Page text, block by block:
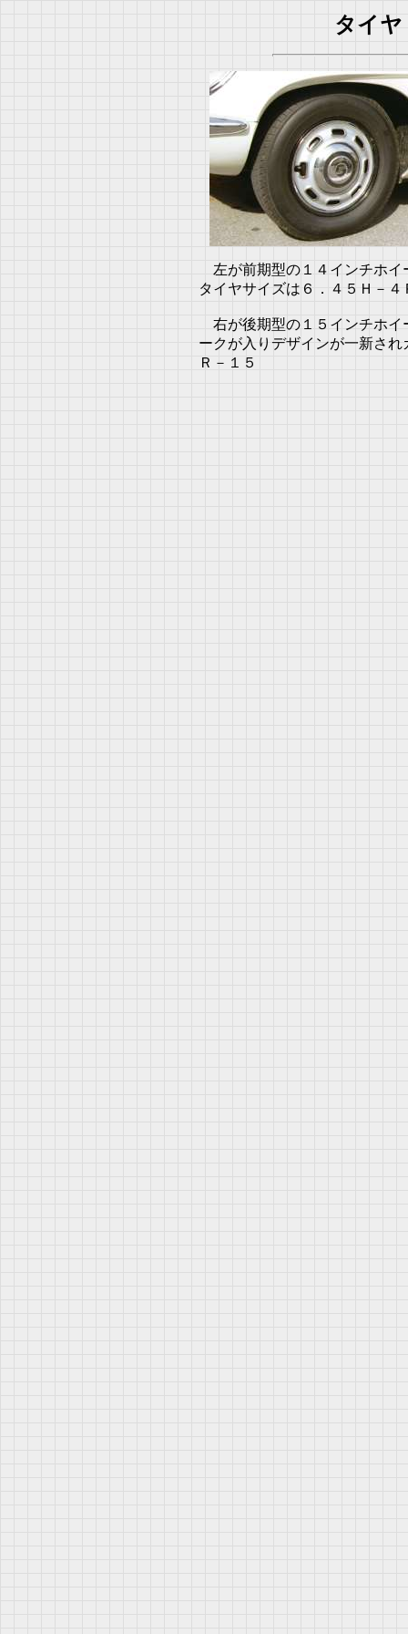
タイヤ
左が前期型の１４インチホイ
タイヤサイズは６．４５Ｈ－４
右が後期型の１５インチホイ
ークが入りデザインが一新さ
Ｒ－１５